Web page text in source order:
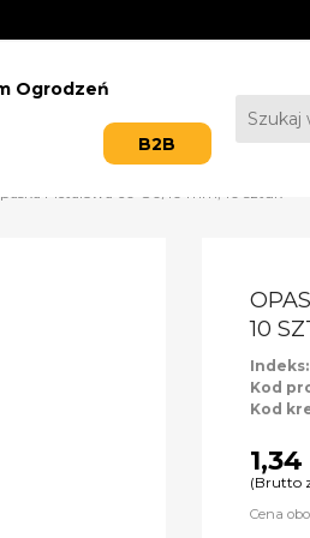
Ogrodzeń
B2B
10
Indeks:
Kod
Kod
1,34
(Brutto
Cena